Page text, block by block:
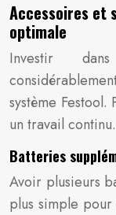
Accessoires et
optimale
Investir
système Festool.
un travail continu.
Batteries
Avoir plusieurs
plus simple